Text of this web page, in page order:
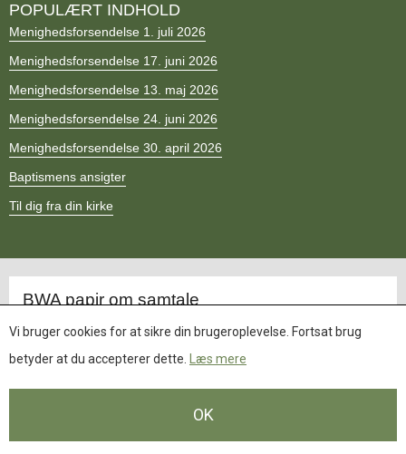
9.0:
Forside
10.0:
Nyheder
11.0:
Kalender
13.0:
Værktøjskassen
14.0:
Mission
15.0:
BaptistKirken
16.0:
Kontakt
POPULÆRT INDHOLD
Menighedsforsendelse 1. juli 2026
Menighedsforsendelse 17. juni 2026
Menighedsforsendelse 13. maj 2026
Menighedsforsendelse 24. juni 2026
Menighedsforsendelse 30. april 2026
Baptismens ansigter
Til dig fra din kirke
BWA papir om samtale
Principper og retningslinjer for baptisters indbyrdes forhold
Vi bruger cookies for at sikre din brugeroplevelse. Fortsat brug
betyder at du accepterer dette.
Læs mere
OK